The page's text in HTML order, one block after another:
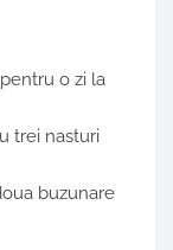
o zi la
trei nasturi
buzunare